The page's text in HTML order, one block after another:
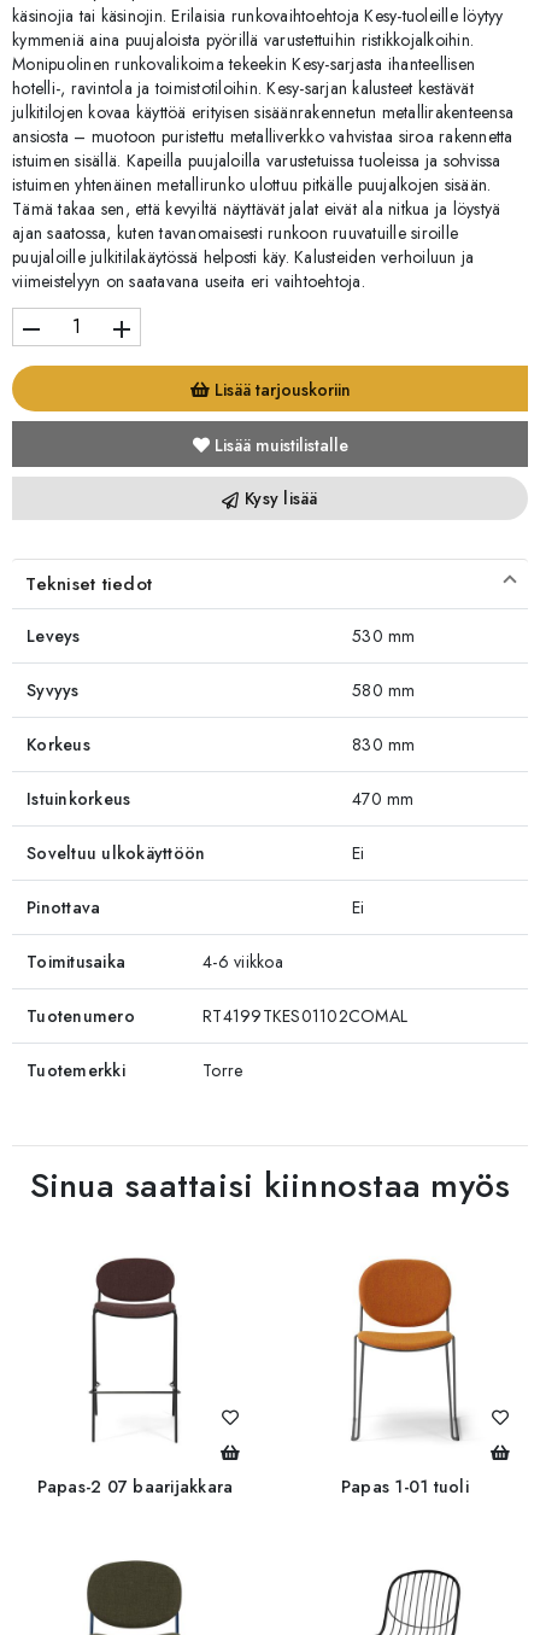
käsinojia tai käsinojin. Erilaisia runkovaihtoehtoja Kesy-tuoleille löytyy
kymmeniä aina puujaloista pyörillä varustettuihin ristikkojalkoihin.
Monipuolinen runkovalikoima tekeekin Kesy-sarjasta ihanteellisen
hotelli-, ravintola ja toimistotiloihin. Kesy-sarjan kalusteet kestävät
julkitilojen kovaa käyttöä erityisen sisäänrakennetun metallirakenteensa
ansiosta – muotoon puristettu metalliverkko vahvistaa siroa rakennetta
istuimen sisällä. Kapeilla puujaloilla varustetuissa tuoleissa ja sohvissa
istuimen yhtenäinen metallirunko ulottuu pitkälle puujalkojen sisään.
Tämä takaa sen, että kevyiltä näyttävät jalat eivät ala nitkua ja löystyä
ajan saatossa, kuten tavanomaisesti runkoon ruuvatuille siroille
puujaloille julkitilakäytössä helposti käy. Kalusteiden verhoiluun ja
viimeistelyyn on saatavana useita eri vaihtoehtoja.
remove add
Lisää tarjouskoriin
Lisää muistilistalle
Kysy lisää
Tekniset tiedot
Leveys 530 mm
Syvyys 580 mm
Korkeus 830 mm
Istuinkorkeus 470 mm
Soveltuu ulkokäyttöön Ei
Pinottava Ei
Toimitusaika 4-6 viikkoa
Tuotenumero RT4199TKES01102COMAL
Tuotemerkki Torre
Sinua saattaisi kiinnostaa myös
Papas-2 07 baarijakkara Papas 1-01 tuoli